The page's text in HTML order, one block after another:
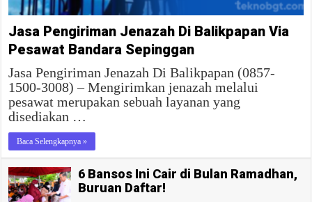
Jasa Pengiriman Jenazah Di Balikpapan Via
Pesawat Bandara Sepinggan
Jasa Pengiriman Jenazah Di Balikpapan (0857-
1500-3008) – Mengirimkan jenazah melalui
pesawat merupakan sebuah layanan yang
disediakan …
Baca Selengkapnya »
6 Bansos Ini Cair di Bulan Ramadhan,
Buruan Daftar!